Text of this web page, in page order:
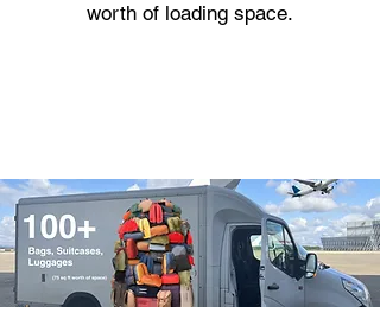
worth of loading space.